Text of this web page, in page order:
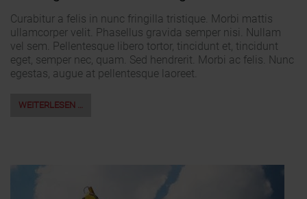
Curabitur a felis in nunc fringilla tristique. Morbi mattis
ullamcorper velit. Phasellus gravida semper nisi. Nullam
vel sem. Pellentesque libero tortor, tincidunt et, tincidunt
eget, semper nec, quam. Sed hendrerit. Morbi ac felis. Nunc
egestas, augue at pellentesque laoreet.
WEITERLESEN …